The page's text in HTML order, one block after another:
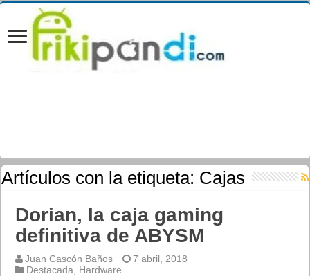
Artículos con la etiqueta: Cajas
Dorian, la caja gaming
definitiva de ABYSM
Juan Cascón Baños
7 abril, 2018
Destacada
Hardware